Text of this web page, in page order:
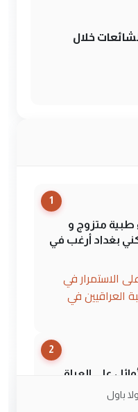
خلال
1
طبية متزوج و
بغداد أرغب في
الاستمرار في
العراقيين في
2
على العراق
في العتباتباول